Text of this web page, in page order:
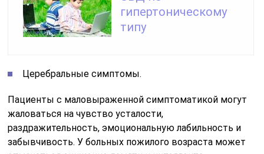
гипертоническому
типу
Церебральные симптомы.
Пациенты с маловыраженной симптоматикой могут
жаловаться на чувство усталости,
раздражительность, эмоциональную лабильность и
забывчивость. У больных пожилого возраста может